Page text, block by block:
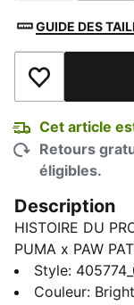
GUIDE DES
Ajouter à la
Cet article
Retours
éligibles.
Description
HISTOIRE DU
PUMA x PAW
Les chiots de la
Land, où un
Style:
Couleur: